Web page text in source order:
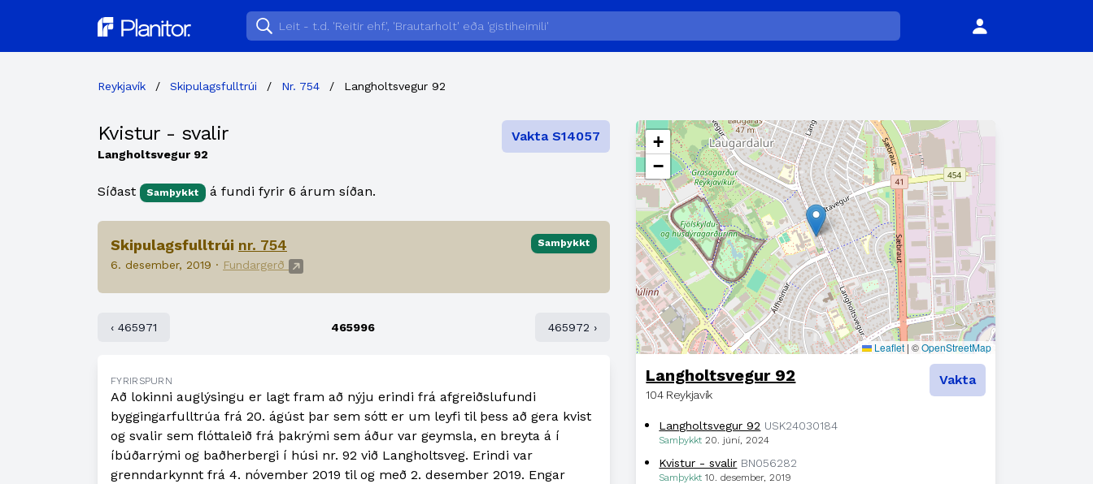
Planitor
Reykjavík / Skipulagsfulltrúi / Nr. 754 / Langholtsvegur 92
Kvistur - svalir
Langholtsvegur 92
Vakta S14057
Síðast Samþykkt á fundi fyrir 6 árum síðan.
Skipulagsfulltrúi nr. 754
6. desember, 2019 · Fundargerð
Samþykkt
‹ 465971 465996 465972 ›
FYRIRSPURN
Að lokinni auglýsingu er lagt fram að nýju erindi frá afgreiðslufundi
byggingarfulltrúa frá 20. ágúst þar sem sótt er um leyfi til þess að gera kvist
og svalir sem flóttaleið frá þakrými sem áður var geymsla, en breyta á í
íbúðarrými og baðherbergi í húsi nr. 92 við Langholtsveg. Erindi var
grenndarkynnt frá 4. nóvember 2019 til og með 2. desember 2019. Engar
+
−
Leaflet | ©OpenStreetMap
Langholtsvegur 92
104 Reykjavík
Vakta
Langholtsvegur 92 USK24030184
Samþykkt20. júní, 2024
Kvistur - svalir BN056282
Samþykkt10. desember, 2019